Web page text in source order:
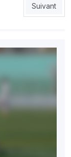
deArticle
Suivant